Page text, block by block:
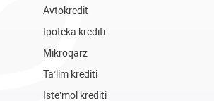
Avtokredit
Ipoteka krediti
Mikroqarz
Ta’lim krediti
Iste’mol krediti